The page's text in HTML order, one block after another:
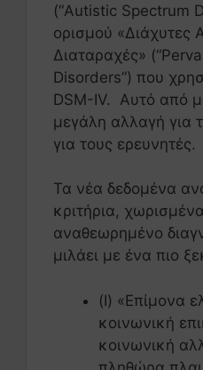
(“Autistic Spectrum
ορισμού «Διάχυτες
Διαταραχές»
Disorders”) που
DSM-IV. Αυτό από
μεγάλη αλλαγή για
για τους ερευνητές.
Τα νέα δεδομένα
κριτήρια,
αναθεωρημένο
μιλάει με ένα πιο
(Ι) «Επίμονα
κοινωνική
κοινωνική